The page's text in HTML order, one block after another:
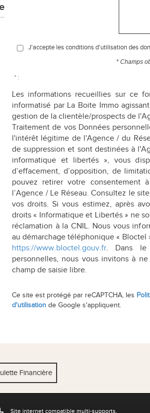
J'accepte les conditions d'utilisation des
* Champs
* :
Les informations recueillies sur ce
informatisé par La Boite Immo
gestion de la clientèle/prospects de
Traitement de vos Données
l'intérêt légitime de l'Agence / du
de suppression et sont destinées à
informatique et libertés », vous
d’effacement, d’opposition, de
pouvez retirer votre consentement
l’Agence / Le Réseau. Consultez le site
vos droits. Si vous estimez, après
droits « Informatique et Libertés » ne
réclamation à la CNIL. Nous vous
au démarchage téléphonique « Bloctel
https://www.bloctel.gouv.fr . Dans
personnelles, nous vous invitons à
champ de saisie libre.
Ce site est protégé par reCAPTCHA, les
d'utilisation de Google s'appliquent.
Financière
Site internet compatible multi-supports,